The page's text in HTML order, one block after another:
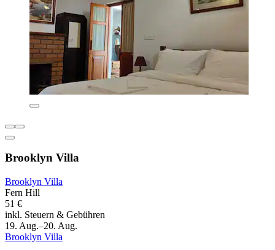
Brooklyn Villa
Brooklyn Villa
Fern Hill
51 €
inkl. Steuern & Gebühren
19. Aug.–20. Aug.
Brooklyn Villa